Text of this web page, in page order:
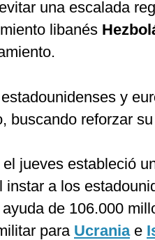
una escalada
libanés
y
buscando reforzar
el jueves estableció
instar a los
de 106.000
para Ucraniae